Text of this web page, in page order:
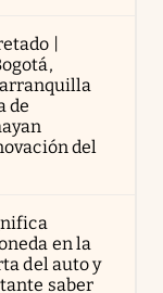
|
de
del
en la
del auto y
saber